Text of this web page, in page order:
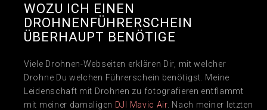
WOZU ICH EINEN
DROHNENFÜHRERSCHEIN
ÜBERHAUPT BENÖTIGE
Viele Drohnen-Webseiten erklären Dir, mit welcher
Drohne Du welchen Führerschein benötigst. Meine
Leidenschaft mit Drohnen zu fotografieren entflammt
mit meiner damaligen DJI Mavic Air. Nach meiner letzten